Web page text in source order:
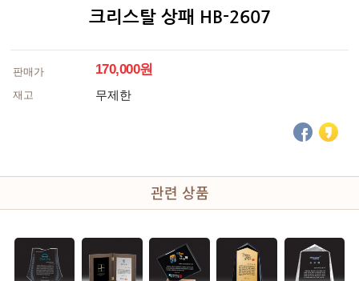
크리스탈 상패 HB-2607
판매가 170,000원
재고 무제한
관련 상품